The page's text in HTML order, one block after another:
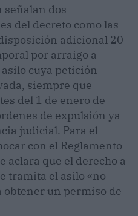
señalan dos
del decreto como las
adicional 20
por arraigo a
cuya petición
siempre que
del 1 de enero de
de expulsión ya
judicial. Para el
con el Reglamento
aclara que el derecho a
tramita el asilo «no
obtener un permiso de